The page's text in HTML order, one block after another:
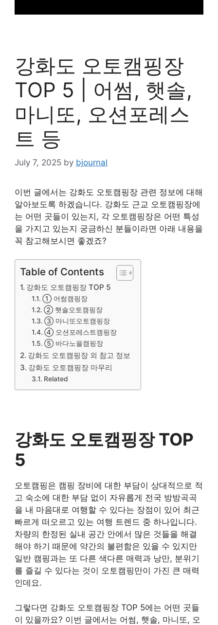
강화도 오토캠핑장
TOP 5 | 어썸, 햇솔,
마니또, 오션포레스
트 등
July 7, 2025 by bjournal
이번 글에서는 강화도 오토캠핑장 관련 정보에 대해
알아보도록 하겠습니다. 강화도 근교 오토캠핑장에
는 어떤 곳들이 있는지, 각 오토캠핑장은 어떤 특성
을 가지고 있는지 궁금하신 분들이라면 아래 내용을
꼭 참고해보시면 좋겠죠?
Table of Contents
강화도 오토캠핑장 TOP 5
① 어썸캠핑장
② 햇솔오토캠핑장
③ 마니또오토캠핑장
④ 오션포레스트캠핑장
⑤ 바다노을캠핑장
강화도 오토캠핑장 외 참고 정보
강화도 오토캠핑장 마무리
Related
강화도 오토캠핑장 TOP
5
오토캠핑은 캠핑 장비에 대한 부담이 상대적으로 적
고 숙소에 대한 부담 없이 자유롭게 전국 방방곡곡
을 내 마음대로 여행할 수 있다는 장점이 있어 최근
빠르게 떠오르고 있는 여행 트렌드 중 하나입니다.
차량의 한정된 실내 공간 안에서 많은 것들을 해결
해야 하기 때문에 약간의 불편함은 있을 수 있지만
일반 캠핑과는 또 다른 색다른 매력과 낭만, 분위기
를 즐길 수 있다는 것이 오토캠핑만이 가진 큰 매력
인데요.
그렇다면 강화도 오토캠핑장 TOP 5에는 어떤 곳들
이 있을까요? 이번 글에서는 어썸, 햇솔, 마니또, 오